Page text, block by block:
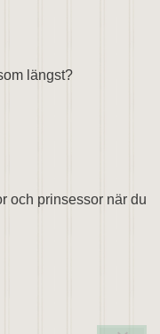
längst?
och prinsessor när du